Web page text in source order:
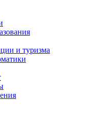
и туризма